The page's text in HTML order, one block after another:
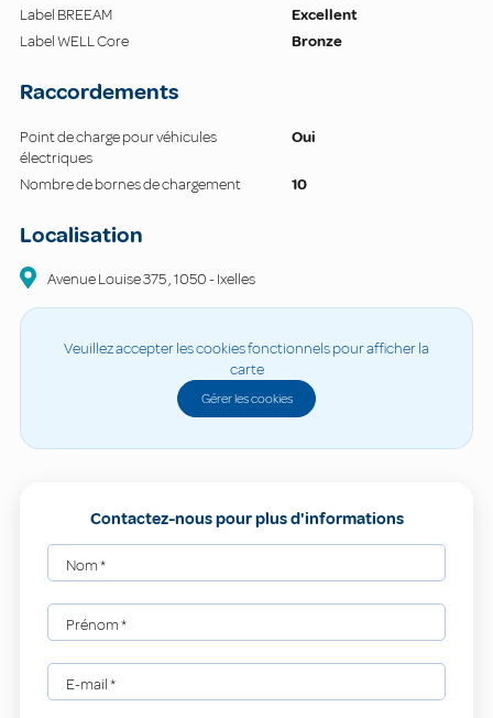
Label BREEAM
Excellent
Label WELL Core
Bronze
Raccordements
Point de charge pour véhicules
électriques
Oui
Nombre de bornes de chargement 10
Localisation
Avenue Louise375,1050-Ixelles
Veuillez accepter les cookies fonctionnels pour afficher la
carte
Gérer les cookies
Contactez-nous pour plus d'informations
Nom*
Prénom*
E-mail*